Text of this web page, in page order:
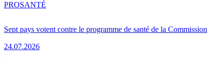
Sept pays votent contre le programme de santé de la Commission
24.07.2026
PROSANTÉ